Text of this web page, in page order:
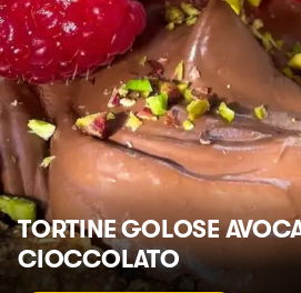
TORTINE GOLOSE
CIOCCOLATO